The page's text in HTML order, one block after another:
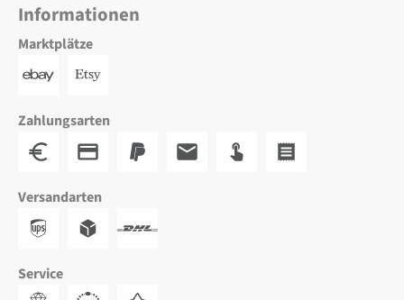
Informationen
Marktplätze
Zahlungsarten
Versandarten
Service